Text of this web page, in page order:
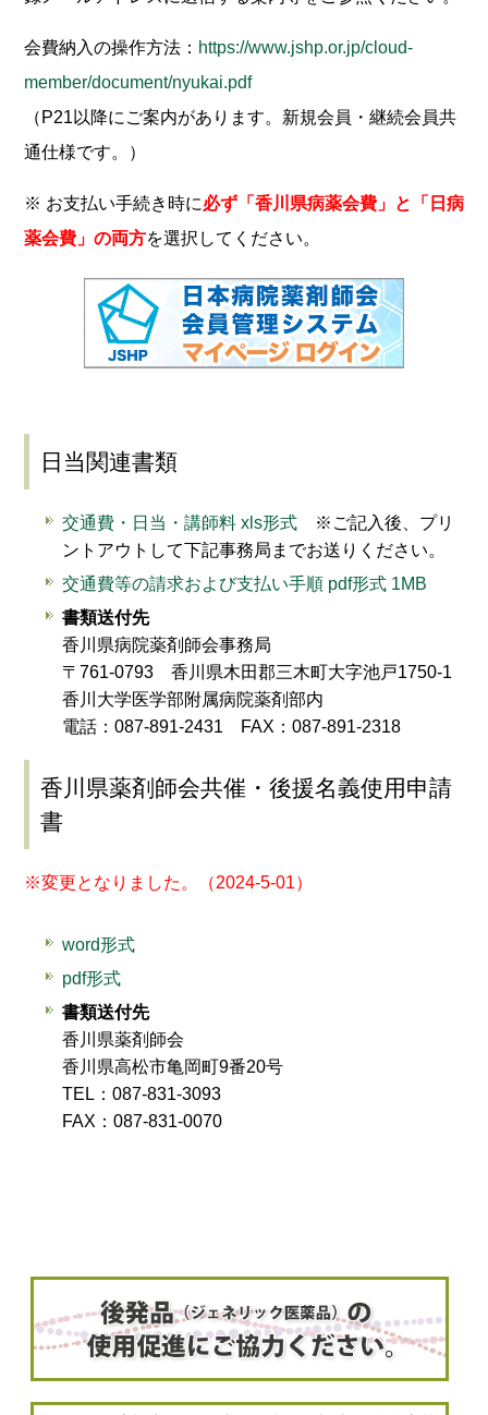
会費納入の操作方法： https://www.jshp.or.jp/cloud-
member/document/nyukai.pdf
（P21以降にご案内があります。新規会員・継続会員共
通仕様です。）
※ お支払い手続き時に必ず「香川県病薬会費」と「日病
薬会費」の両方を選択してください。
日当関連書類
交通費・日当・講師料 xls形式※ご記入後、プリ
ントアウトして下記事務局までお送りください。
交通費等の請求および支払い手順 pdf形式 1MB
書類送付先
香川県病院薬剤師会事務局
〒761-0793 香川県木田郡三木町大字池戸1750-1
香川大学医学部附属病院薬剤部内
電話：087-891-2431 FAX：087-891-2318
香川県薬剤師会共催・後援名義使用申請
書
※変更となりました。（2024-5-01）
word形式
pdf形式
書類送付先
香川県薬剤師会
香川県高松市亀岡町9番20号
TEL：087-831-3093
FAX：087-831-0070